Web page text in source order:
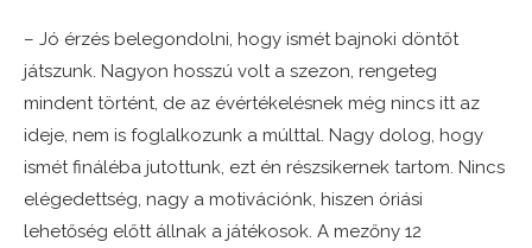
– Jó érzés belegondolni, hogy ismét bajnoki döntőt
játszunk. Nagyon hosszú volt a szezon, rengeteg
mindent történt, de az évértékelésnek még nincs itt az
ideje, nem is foglalkozunk a múlttal. Nagy dolog, hogy
ismét fináléba jutottunk, ezt én részsikernek tartom. Nincs
elégedettség, nagy a motivációnk, hiszen óriási
lehetőség előtt állnak a játékosok. A mezőny 12